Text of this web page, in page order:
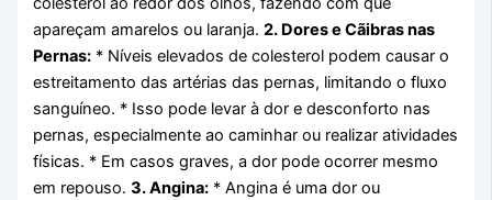
apareçam amarelos ou laranja.2. Dores e Cãibras nas
Pernas: * Níveis elevados de colesterol podem causar o
estreitamento das artérias das pernas, limitando o fluxo
sanguíneo. * Isso pode levar à dor e desconforto nas
pernas, especialmente ao caminhar ou realizar atividades
físicas. * Em casos graves, a dor pode ocorrer mesmo
em repouso.3. Angina: * Angina é uma dor ou